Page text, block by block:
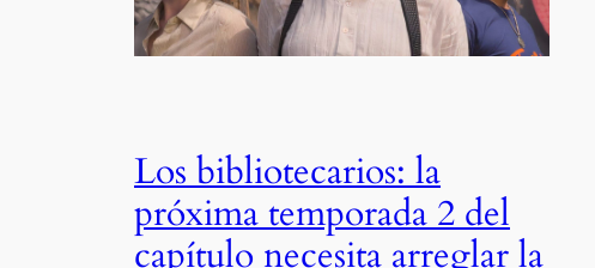
Los bibliotecarios: la
próxima temporada 2 del
capítulo necesita arreglar la